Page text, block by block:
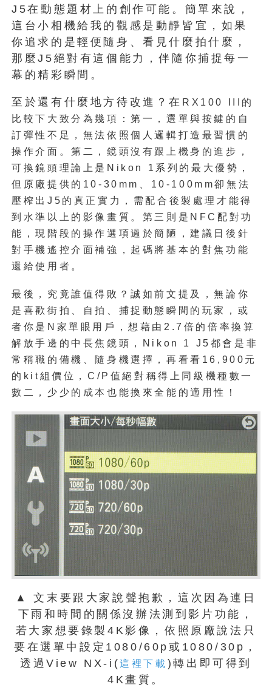
J5在動態題材上的創作可能。簡單來說，
這台小相機給我的觀感是動靜皆宜，如果
你追求的是輕便隨身、看見什麼拍什麼，
那麼J5絕對有這個能力，伴隨你捕捉每一
幕的精彩瞬間。
至於還有什麼地方待改進？在 RX100
III的
比較下大致分為幾項：第一，選單與按鍵的自
訂彈性不足，無法依照個人邏輯打造最習慣的
操作介面。第二，鏡頭沒有跟上機身的進步，
可換鏡頭理論上是Nikon 1系列的最大優勢，
但原廠提供的10-30mm、10-100mm卻無法
壓榨出J5的真正實力，需配合後製處理才能得
到水準以上的影像畫質。第三則是NFC配對功
能，現階段的操作選項過於簡陋，建議日後針
對手機遙控介面補強，起碼將基本的對焦功能
還給使用者。
最後，究竟誰值得敗？誠如前文提及，無論你
是喜歡街拍、自拍、捕捉動態瞬間的玩家，或
者你是N家單眼用戶，想藉由2.7倍的倍率換算
解放手邊的中長焦鏡頭，Nikon 1 J5都會是非
常稱職的備機、隨身機選擇，再看看16,900元
的kit組價位，C/P值絕對稱得上同級機種數一
數二，少少的成本也能換來全能的適用性！
▲ 文末要跟大家說聲抱歉，這次因為連日
下雨和時間的關係沒辦法測到影片功能，
若大家想要錄製4K影像，依照原廠說法只
要在選單中設定1080/60p或1080/30p，
透過View NX-i(這裡下載 )轉出即可得到
4K畫質。